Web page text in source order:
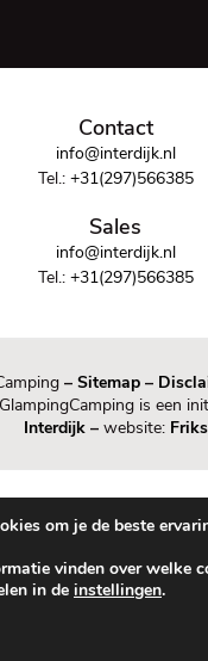
Contact
info@interdijk.nl
Tel.: +31(297)566385
Sales
info@interdijk.nl
Tel.: +31(297)566385
– Sitemap–
GlampingCamping is een
Interdijk–website: Friks
om je de beste
vinden over welke
in de instellingen.